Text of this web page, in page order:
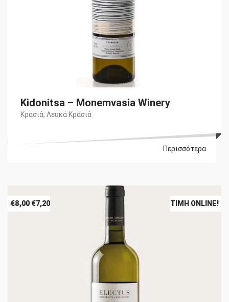
Kidonitsa – Monemvasia Winery
Κρασιά, Λευκά Κρασιά
Περισσότερα
€8,00 Original
€7,20Η
ΤΙΜΉ ONLINE!